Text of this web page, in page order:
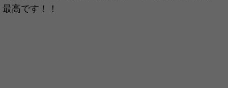
最高です！！